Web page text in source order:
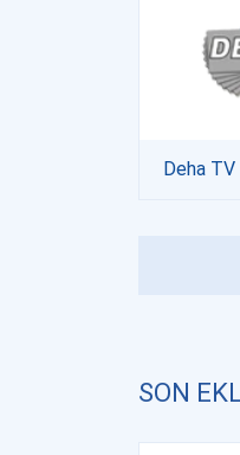
Deha TV
SON